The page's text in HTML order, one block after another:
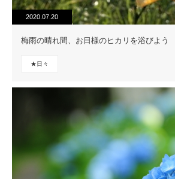
2020.07.20
梅雨の晴れ間、お日様のヒカリを浴びよう
★日々